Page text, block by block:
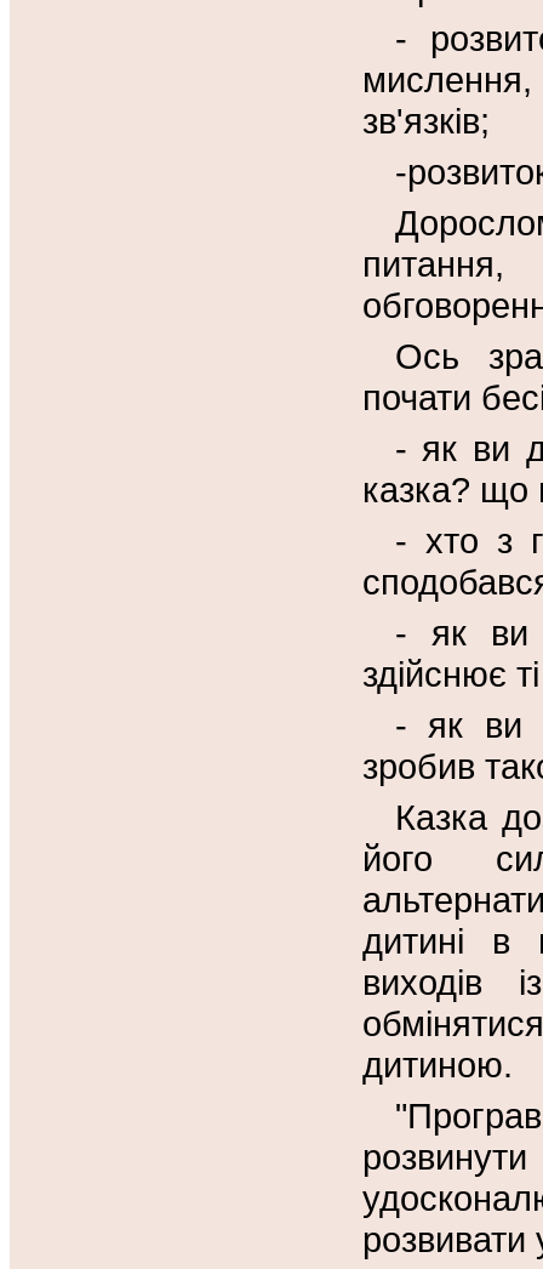
-
мислення,
зв'язків;
-
Ось
почати
- як ви
казка? що
- хто з
- як ви
здійснює
- як ви
зробив
Казка
його
дитині в
виходів
дитиною.
розвивати